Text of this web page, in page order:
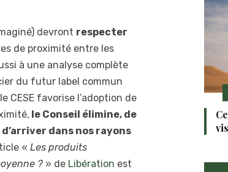
devront respecter
de proximité entre les
à une analyse complète
du futur label commun
CESE favorise l’adoption de
le Conseil élimine, de
dans nos rayons
« Les produits
? » de Libération est